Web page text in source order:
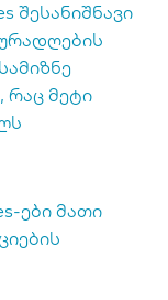
შესანიშნავი
რაც მეტი
ები მათი